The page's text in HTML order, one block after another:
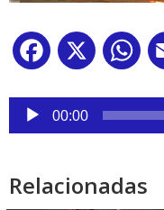
Facebook
X
Reproductor
audio
00:00
Relacionadas